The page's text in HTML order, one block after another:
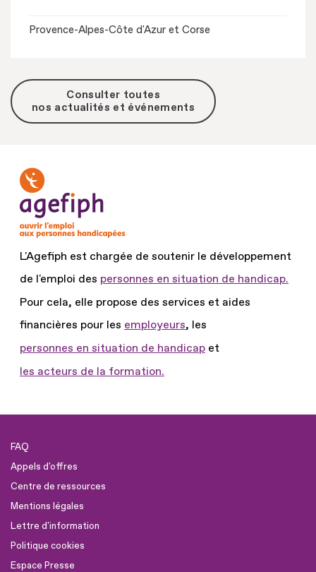
Provence-Alpes-Côte d'Azur et Corse
Consulter toutes
nos actualités et événements
L'Agefiph est chargée de soutenir le développement
de l'emploi des personnes en situation de handicap.
Pour cela, elle propose des services et aides
financières pour les employeurs, les
personnes en situation de handicap et
les acteurs de la formation.
FAQ
Appels d'offres
Centre de ressources
Mentions légales
Lettre d'information
Politique cookies
Espace Presse